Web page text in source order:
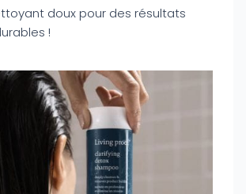
doux pour des résultats
!